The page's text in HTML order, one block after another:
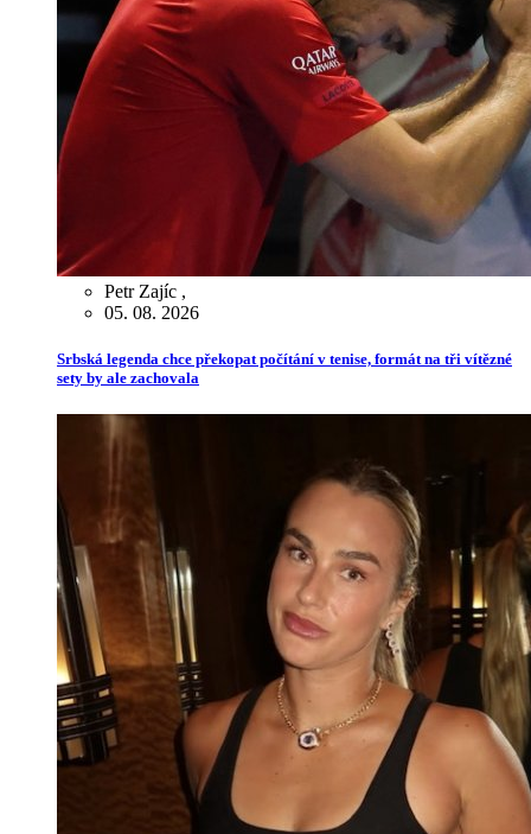
Petr Zajíc ,
05. 08. 2026
Srbská legenda chce překopat počítání v tenise, formát na tři vítězné
sety by ale zachovala